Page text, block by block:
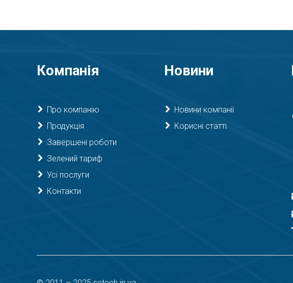
Компанія
Про компанію
Продукція
Завершені роботи
Зелений тариф
Усі послуги
Контакти
Новини
Новини компанії
Корисні статті